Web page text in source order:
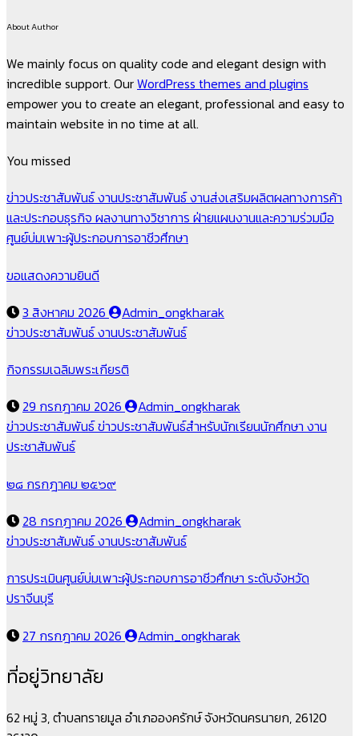
About Author
We mainly focus on quality code and elegant design with
incredible support. OurWordPress themes and plugins
empower you to create an elegant, professional and easy to
maintain website in no time at all.
You missed
ข่าวประชาสัมพันธ์งานประชาสัมพันธ์งานส่งเสริมผลิตผลทางการค้า
และประกอบธุรกิจ ผลงานทางวิชาการ ฝ่ายแผนงานและความร่วมมือ
ศูนย์บ่มเพาะผู้ประกอบการอาชีวศึกษา
ขอแสดงความยินดี
3 สิงหาคม 2026
Admin_ongkharak
ข่าวประชาสัมพันธ์งานประชาสัมพันธ์
กิจกรรมเฉลิมพระเกียรติ
29 กรกฎาคม 2026
Admin_ongkharak
ข่าวประชาสัมพันธ์ข่าวประชาสัมพันธ์สำหรับนักเรียนนักศึกษา งาน
ประชาสัมพันธ์
๒๘ กรกฎาคม ๒๕๖๙
28 กรกฎาคม 2026
Admin_ongkharak
ข่าวประชาสัมพันธ์งานประชาสัมพันธ์
การประเมินศูนย์บ่มเพาะผู้ประกอบการอาชีวศึกษา ระดับจังหวัด
ปราจีนบุรี
27 กรกฎาคม 2026
Admin_ongkharak
ที่อยู่วิทยาลัย
62 หมู่ 3, ตำบลทรายมูล อำเภอองครักษ์ จังหวัดนครนายก, 26120